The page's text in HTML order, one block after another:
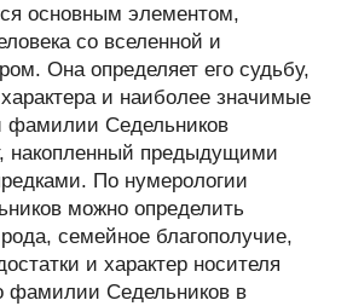
основным элементом,
со вселенной и
Она определяет его судьбу,
и наиболее значимые
фамилии Седельников
накопленный предыдущими
По нумерологии
можно определить
семейное благополучие,
и характер носителя
Седельников в